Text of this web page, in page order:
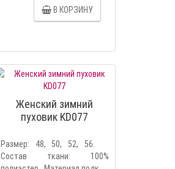
В КОРЗИНУ
Женский зимний
пуховик KD077
Размер: 48, 50, 52, 56.
Состав ткани: 100%